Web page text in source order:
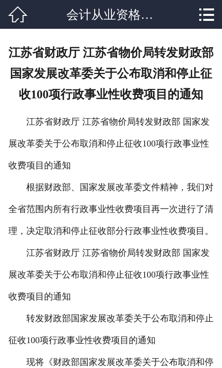
学校新闻
联系我们
在线报名
 会计从业资格培训 
江苏省财政厅 江苏省物价局转发财政部
国家发展改革委关于公布取消和停止征
收100项行政事业性收费项目的通知
江苏省财政厅 江苏省物价局转发财政部 国家发
展改革委关于公布取消和停止征收100项行政事业性
收费项目的通知
根据财政部、国家发展改革委文件精神，我们对
全省范围内所有行政事业性收费项目再一次进行了清
理，决定取消和停止征收部分行政事业性收费项目。
江苏省财政厅 江苏省物价局转发财政部 国家发
展改革委关于公布取消和停止征收100项行政事业性
收费项目的通知
转发财政部国家发展改革委关于公布取消和停止
征收100项行政事业性收费项目的通知
现将《财政部国家发展改革委关于公布取消和停